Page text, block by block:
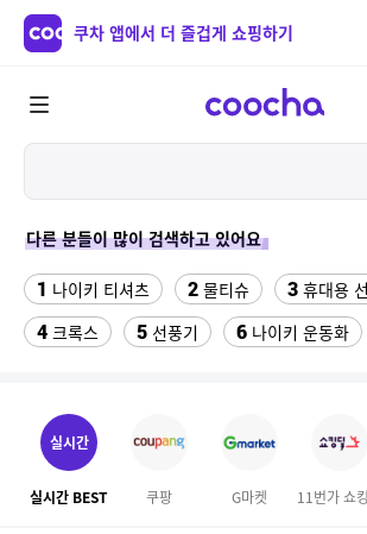
쿠차 앱에서 더 즐겁게 쇼핑하기
다른 분들이 많이 검색하고 있어요
1 나이키 티셔츠 2 물티슈 3 휴대용
4 크록스 5 선풍기 6 나이키 운동화
11 삼성갤럭시북프로, 32gb, win11포함
12 성인용세발자전거중고
13 고려은단 비타민C 1000 600정
실시간
실시간 BEST 쿠팡 G마켓 11번가 쇼